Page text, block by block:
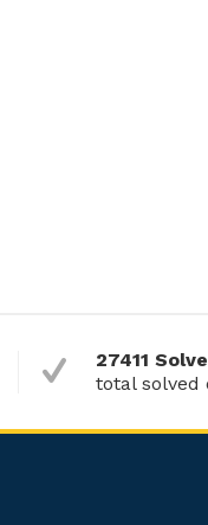
27411
total solved